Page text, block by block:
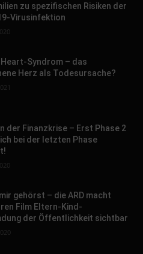
zu spezifischen Risiken der
Virusinfektion
Syndrom – das
Herz als Todesursache?
der Finanzkrise – Erst Phase 2
bei der letzten Phase
gehörst – die ARD macht
Film Eltern-Kind-
der Öffentlichkeit sichtbar